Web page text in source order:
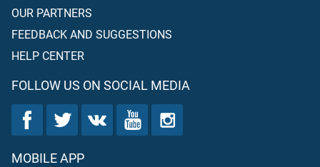
OUR PARTNERS
FEEDBACK AND SUGGESTIONS
HELP CENTER
FOLLOW US ON SOCIAL MEDIA
MOBILE APP